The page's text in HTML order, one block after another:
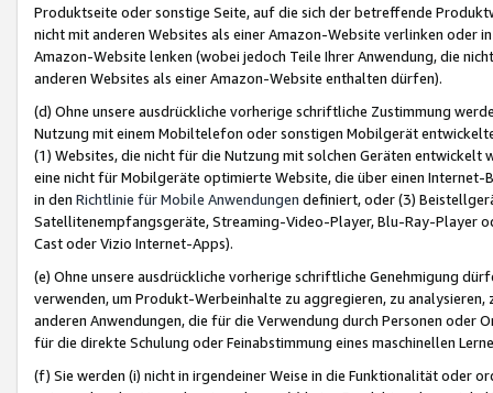
Produktseite oder sonstige Seite, auf die sich der betreffende
nicht mit anderen Websites als einer Amazon-Website verlinken oder
Amazon-Website lenken (wobei jedoch Teile Ihrer Anwendung, die
anderen Websites als einer Amazon-Website enthalten dürfen).
(d) Ohne unsere ausdrückliche vorherige schriftliche Zustimmung
Nutzung mit einem Mobiltelefon oder sonstigen Mobilgerät
(1) Websites, die nicht für die Nutzung mit solchen Geräten
eine nicht für Mobilgeräte optimierte Website, die über einen
in den Richtlinie für Mobile Anwendungen definiert, oder (3)
Satellitenempfangsgeräte, Streaming-Video-Player, Blu-Ray-Player
Cast oder Vizio Internet-Apps).
(e) Ohne unsere ausdrückliche vorherige schriftliche Genehmigung
verwenden, um Produkt-Werbeinhalte zu aggregieren, zu
anderen Anwendungen, die für die Verwendung durch Personen
für die direkte Schulung oder Feinabstimmung eines maschinellen
(f) Sie werden (i) nicht in irgendeiner Weise in die Funktionalität oder